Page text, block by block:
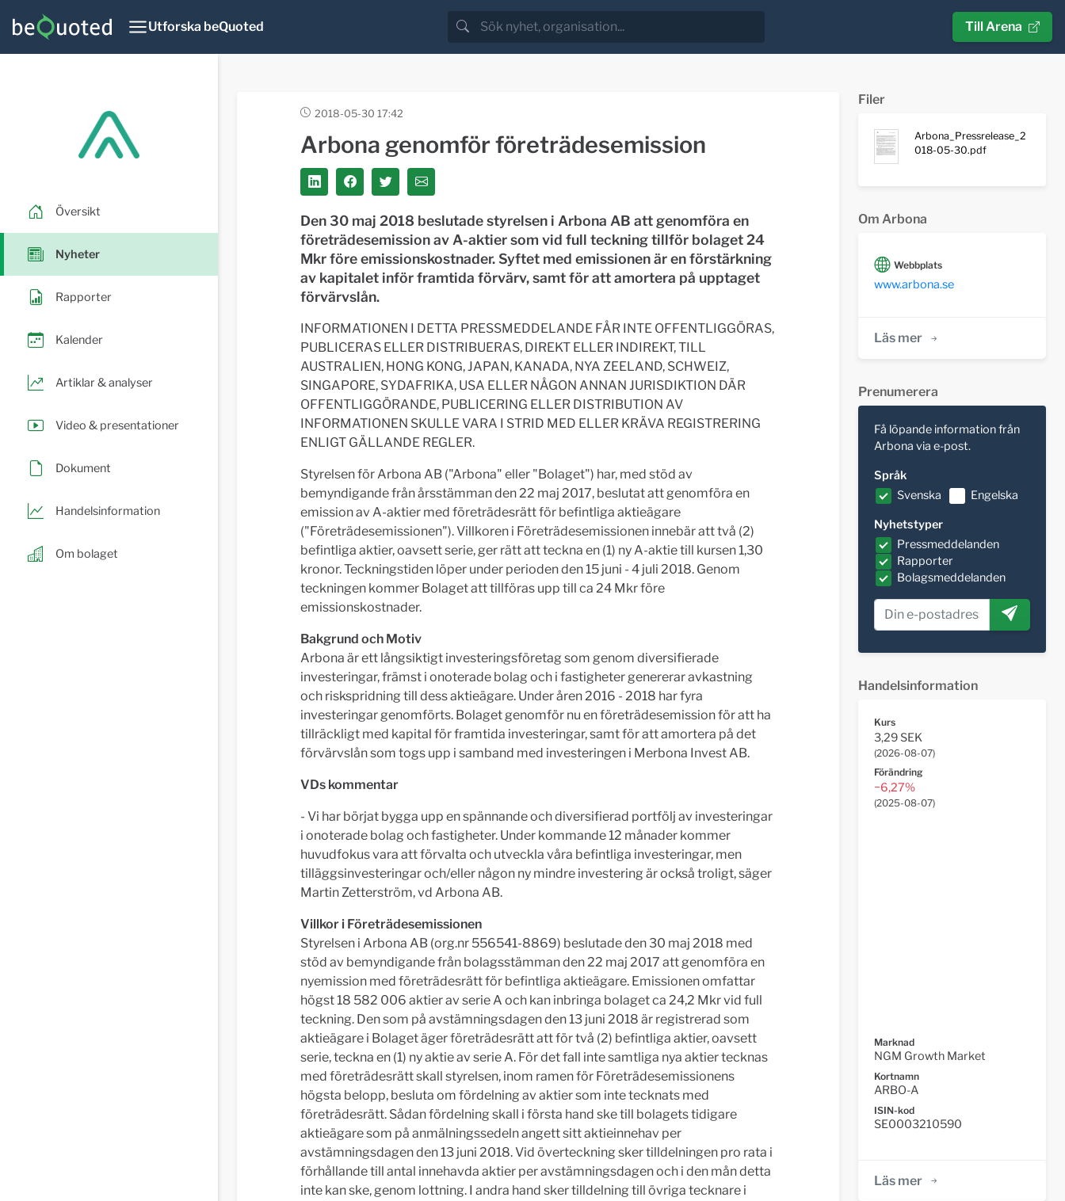
Utforska beQuoted Till Arena
Översikt
Nyheter
Rapporter
Kalender
Artiklar & analyser
Video & presentationer
Dokument
Handelsinformation
Om bolaget
2018-05-30 17:42
Arbona genomför företrädesemission
Den 30 maj 2018 beslutade styrelsen i Arbona AB att genomföra en
företrädesemission av A-aktier som vid full teckning tillför bolaget 24
Mkr före emissionskostnader. Syftet med emissionen är en förstärkning
av kapitalet inför framtida förvärv, samt för att amortera på upptaget
förvärvslån.
INFORMATIONEN I DETTA PRESSMEDDELANDE FÅR INTE OFFENTLIGGÖRAS,
PUBLICERAS ELLER DISTRIBUERAS, DIREKT ELLER INDIREKT, TILL
AUSTRALIEN, HONG KONG, JAPAN, KANADA, NYA ZEELAND, SCHWEIZ,
SINGAPORE, SYDAFRIKA, USA ELLER NÅGON ANNAN JURISDIKTION DÄR
OFFENTLIGGÖRANDE, PUBLICERING ELLER DISTRIBUTION AV
INFORMATIONEN SKULLE VARA I STRID MED ELLER KRÄVA REGISTRERING
ENLIGT GÄLLANDE REGLER.
Styrelsen för Arbona AB ("Arbona" eller "Bolaget") har, med stöd av
bemyndigande från årsstämman den 22 maj 2017, beslutat att genomföra en
emission av A-aktier med företrädesrätt för befintliga aktieägare
("Företrädesemissionen"). Villkoren i Företrädesemissionen innebär att två (2)
befintliga aktier, oavsett serie, ger rätt att teckna en (1) ny A-aktie till kursen 1,30
kronor. Teckningstiden löper under perioden den 15 juni - 4 juli 2018. Genom
teckningen kommer Bolaget att tillföras upp till ca 24 Mkr före
emissionskostnader.
Bakgrund och Motiv
Arbona är ett långsiktigt investeringsföretag som genom diversifierade
investeringar, främst i onoterade bolag och i fastigheter genererar avkastning
och riskspridning till dess aktieägare. Under åren 2016 - 2018 har fyra
investeringar genomförts. Bolaget genomför nu en företrädesemission för att ha
tillräckligt med kapital för framtida investeringar, samt för att amortera på det
förvärvslån som togs upp i samband med investeringen i Merbona Invest AB.
VDs kommentar
- Vi har börjat bygga upp en spännande och diversifierad portfölj av investeringar
i onoterade bolag och fastigheter. Under kommande 12 månader kommer
huvudfokus vara att förvalta och utveckla våra befintliga investeringar, men
tilläggsinvesteringar och/eller någon ny mindre investering är också troligt, säger
Martin Zetterström, vd Arbona AB.
Villkor i Företrädesemissionen
Styrelsen i Arbona AB (org.nr 556541-8869) beslutade den 30 maj 2018 med
stöd av bemyndigande från bolagsstämman den 22 maj 2017 att genomföra en
nyemission med företrädesrätt för befintliga aktieägare. Emissionen omfattar
högst 18 582 006 aktier av serie A och kan inbringa bolaget ca 24,2 Mkr vid full
teckning. Den som på avstämningsdagen den 13 juni 2018 är registrerad som
aktieägare i Bolaget äger företrädesrätt att för två (2) befintliga aktier, oavsett
serie, teckna en (1) ny aktie av serie A. För det fall inte samtliga nya aktier tecknas
med företrädesrätt skall styrelsen, inom ramen för Företrädesemissionens
högsta belopp, besluta om fördelning av aktier som inte tecknats med
företrädesrätt. Sådan fördelning skall i första hand ske till bolagets tidigare
aktieägare som på anmälningssedeln angett sitt aktieinnehav per
avstämningsdagen den 13 juni 2018. Vid överteckning sker tilldelningen pro rata i
förhållande till antal innehavda aktier per avstämningsdagen och i den mån detta
inte kan ske, genom lottning. I andra hand sker tilldelning till övriga tecknare i
Filer
Arbona_Pressrelease_2
018-05-30.pdf
Om Arbona
Webbplats
www.arbona.se
Läs mer
Prenumerera
Få löpande information från
Arbona via e-post.
Språk
Svenska
Engelska
Nyhetstyper
Pressmeddelanden
Rapporter
Bolagsmeddelanden
Handelsinformation
Kurs
3,29 SEK
(2026-08-07)
Förändring
−6,27%
(2025-08-07)
Marknad
NGM Growth Market
Kortnamn
ARBO-A
ISIN-kod
SE0003210590
Läs mer